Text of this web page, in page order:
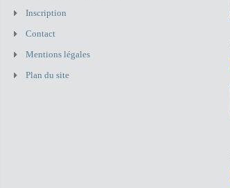
Inscription
Contact
Mentions légales
Plan du site